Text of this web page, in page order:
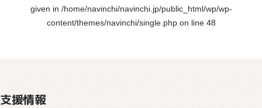
given in /home/navinchi/navinchi.jp/public_html/wp/wp-
content/themes/navinchi/single.phpon line 48
支援情報